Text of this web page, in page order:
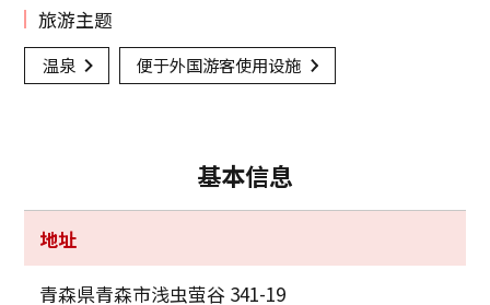
旅游主题
温泉 便于外国游客使用设施
基本信息
地址
青森県青森市浅虫萤谷 341-19